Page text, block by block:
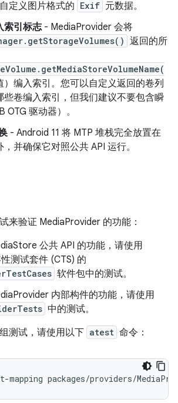
定义图片格式的 Exif 元数据。
索引标志- MediaProvider 会将
返回的所
）编入索引。您可以自定义返回的卷列
些卷编入索引，但我们建议不要包含瞬
OTG 驱动器）。
- Android 11 将 MTP 堆栈完全放置在
并确保它对照公共 API 运行。
来验证 MediaProvider 的功能：
公共 API 的功能，请使用
测试套件 (CTS) 的
软件包中的测试。
内部构件的功能，请使用
中的测试。
测试，请使用以下 atest 命令：
mapping packages/providers/